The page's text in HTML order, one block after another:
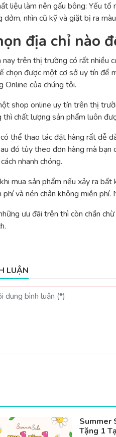
liệu làm nên gấu bông: Yếu
dởm, nhìn cũ kỹ và giặt bị ra
địa chỉ nào
nay trên thị trường có rất nhiều
chọn được một cơ sở uy tín để
Online của chúng tôi.
shop online uy tín trên thị
thì chất lượng sản phẩm luôn
thể thao tác đặt hàng rất dễ
đó tùy theo đơn hàng mà bạn
nhanh chóng.
mua sản phẩm nếu xảy ra
phí và nén chân không miễn
ưu đãi trên thì còn chần
LUẬN
Summer
Tặng 1